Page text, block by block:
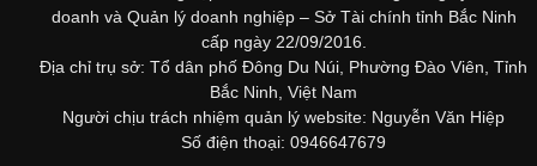
doanh và Quản lý doanh nghiệp – Sở Tài chính tỉnh Bắc Ninh
cấp ngày 22/09/2016.
Địa chỉ trụ sở: Tổ dân phố Đông Du Núi, Phường Đào Viên, Tỉnh
Bắc Ninh, Việt Nam
Người chịu trách nhiệm quản lý website: Nguyễn Văn Hiệp
Số điện thoại: 0946647679